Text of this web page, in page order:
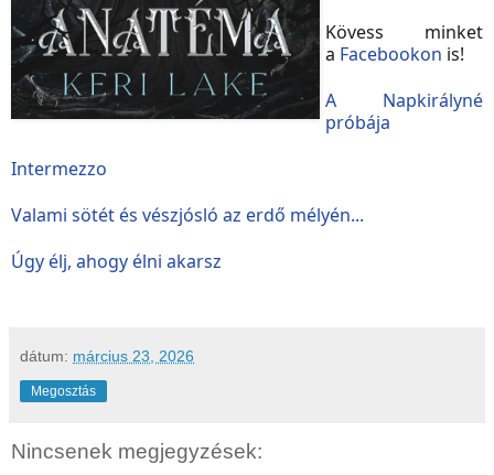
Kövess minket
a Facebookon is!
A ​Napkirályné
próbája
Intermezzo
Valami sötét és vészjósló az erdő mélyén...
Úgy élj, ahogy élni akarsz
dátum: március 23, 2026
Megosztás
Nincsenek megjegyzések: